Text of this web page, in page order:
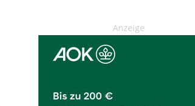
Anzeige